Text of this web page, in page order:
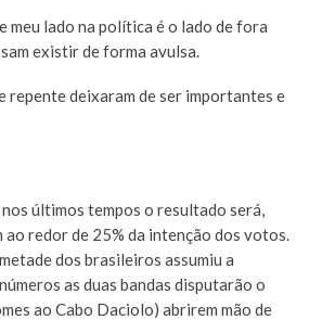
meu lado na política é o lado de fora
existir de forma avulsa.
repente deixaram de ser importantes e
últimos tempos o resultado será,
redor de 25% da intenção dos votos.
dos brasileiros assumiu a
as duas bandas disputarão o
ao Cabo Daciolo) abrirem mão de